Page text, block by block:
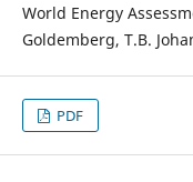
World Energy
Goldemberg, T.B.
PDF